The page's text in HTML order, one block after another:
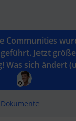
Communities
Jetzt
Was sich ändert